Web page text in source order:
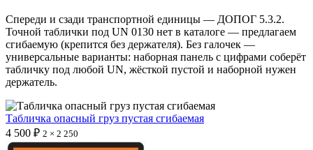
Спереди и сзади транспортной единицы — ДОПОГ 5.3.2.
Точной таблички под UN 0130 нет в каталоге — предлагаем
сгибаемую (крепится без держателя). Без галочек —
универсальные варианты: наборная панель с цифрами соберёт
табличку под любой UN, жёсткой пустой и наборной нужен
держатель.
Табличка опасный груз пустая сгибаемая
4 500 ₽ 2 × 2 250